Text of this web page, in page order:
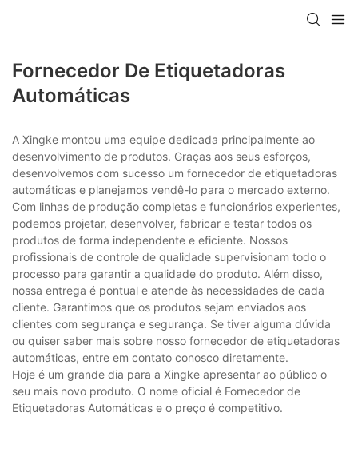
Fornecedor De Etiquetadoras
Automáticas
A Xingke montou uma equipe dedicada principalmente ao
desenvolvimento de produtos. Graças aos seus esforços,
desenvolvemos com sucesso um fornecedor de etiquetadoras
automáticas e planejamos vendê-lo para o mercado externo.
Com linhas de produção completas e funcionários experientes,
podemos projetar, desenvolver, fabricar e testar todos os
produtos de forma independente e eficiente. Nossos
profissionais de controle de qualidade supervisionam todo o
processo para garantir a qualidade do produto. Além disso,
nossa entrega é pontual e atende às necessidades de cada
cliente. Garantimos que os produtos sejam enviados aos
clientes com segurança e segurança. Se tiver alguma dúvida
ou quiser saber mais sobre nosso fornecedor de etiquetadoras
automáticas, entre em contato conosco diretamente.
Hoje é um grande dia para a Xingke apresentar ao público o
seu mais novo produto. O nome oficial é Fornecedor de
Etiquetadoras Automáticas e o preço é competitivo.